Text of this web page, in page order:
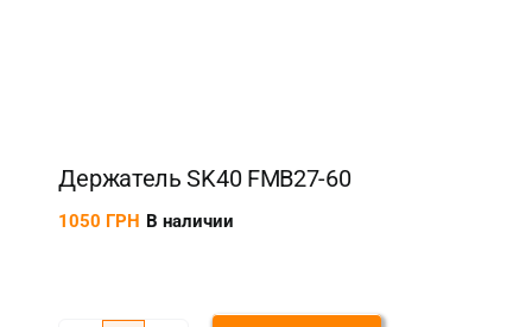
Держатель SK40 FMВ27-60
1050 ГРН В наличии